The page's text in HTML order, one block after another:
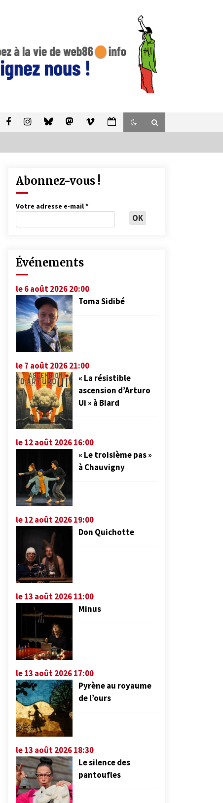
Abonnez-vous !
Votre adresse e-mail*
Événements
le 6 août 2026 20:00
Toma Sidibé
le 7 août 2026 21:00
« La résistible
ascension d’Arturo
Ui » à Biard
le 12 août 2026 16:00
« Le troisième pas »
à Chauvigny
le 12 août 2026 19:00
Don Quichotte
le 13 août 2026 11:00
Minus
le 13 août 2026 17:00
Pyrène au royaume
de l’ours
le 13 août 2026 18:30
Le silence des
pantoufles